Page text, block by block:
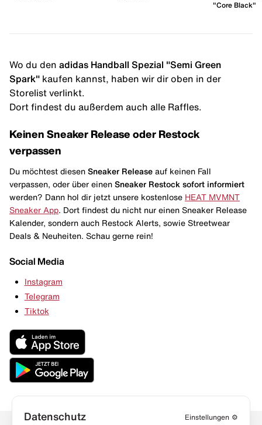
"Core Black"
Wo du den adidas Handball Spezial "Semi Green
Spark" kaufen kannst, haben wir dir oben in der
Storelist verlinkt.
Dort findest du außerdem auch alle Raffles.
Keinen Sneaker Release oder Restock
verpassen
Du möchtest diesen Sneaker Release auf keinen Fall
verpassen, oder über einen Sneaker Restock sofort informiert
werden? Dann hol dir jetzt unsere kostenlose HEAT MVMNT
Sneaker App . Dort findest du nicht nur einen Sneaker Release
Kalender, sondern auch Restock Alerts, sowie Streetwear
Deals & Neuheiten. Schau gerne rein!
Social Media
Instagram
Telegram
Tiktok
Datenschutz Einstellungen ⚙️